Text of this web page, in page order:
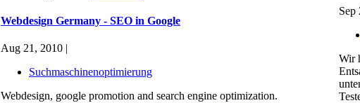
Sep
Wir
Webdesign Germany - SEO in Google
Aug 21, 2010 |
Suchmaschinenoptimierung
Webdesign, google promotion and search engine optimization.